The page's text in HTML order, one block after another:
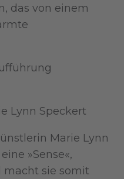
das von einem
Lynn Speckert
Marie Lynn
»Sense«,
sie somit